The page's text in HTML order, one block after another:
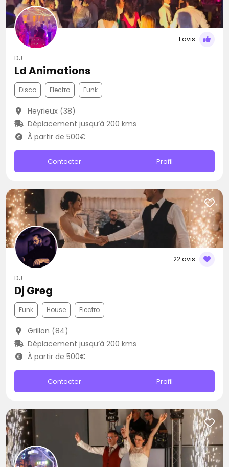
1 avis
DJ
Ld Animations
Disco Electro Funk
Heyrieux (38)
Déplacement jusqu’à 200 kms
À partir de 500€
Contacter Profil
22 avis
DJ
Dj Greg
Funk House Electro
Grillon (84)
Déplacement jusqu’à 200 kms
À partir de 500€
Contacter Profil